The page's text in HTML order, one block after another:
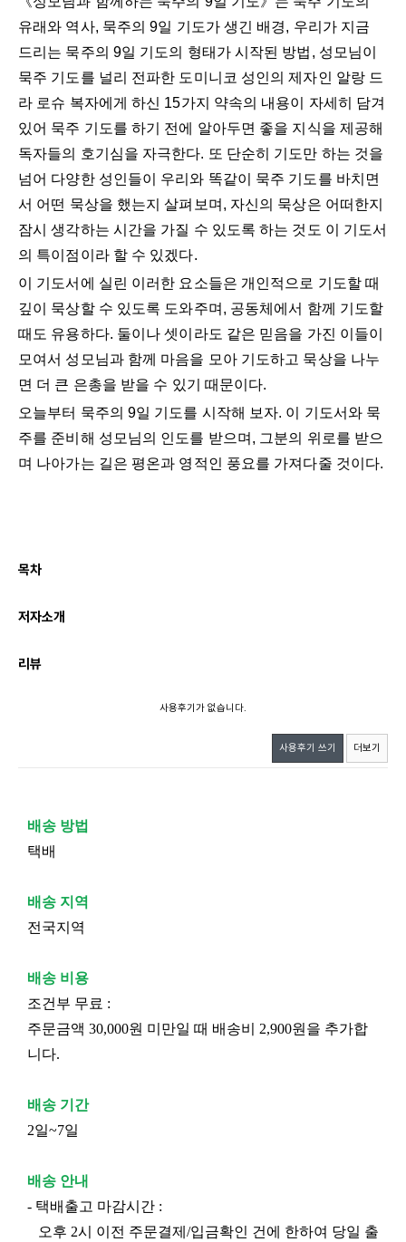
유래와 역사, 묵주의 9일 기도가 생긴 배경, 우리가 지금
드리는 묵주의 9일 기도의 형태가 시작된 방법, 성모님이
묵주 기도를 널리 전파한 도미니코 성인의 제자인 알랑 드
라 로슈 복자에게 하신 15가지 약속의 내용이 자세히 담겨
있어 묵주 기도를 하기 전에 알아두면 좋을 지식을 제공해
독자들의 호기심을 자극한다. 또 단순히 기도만 하는 것을
넘어 다양한 성인들이 우리와 똑같이 묵주 기도를 바치면
서 어떤 묵상을 했는지 살펴보며, 자신의 묵상은 어떠한지
잠시 생각하는 시간을 가질 수 있도록 하는 것도 이 기도서
의 특이점이라 할 수 있겠다.
이 기도서에 실린 이러한 요소들은 개인적으로 기도할 때
깊이 묵상할 수 있도록 도와주며, 공동체에서 함께 기도할
때도 유용하다. 둘이나 셋이라도 같은 믿음을 가진 이들이
모여서 성모님과 함께 마음을 모아 기도하고 묵상을 나누
면 더 큰 은총을 받을 수 있기 때문이다.
오늘부터 묵주의 9일 기도를 시작해 보자. 이 기도서와 묵
주를 준비해 성모님의 인도를 받으며, 그분의 위로를 받으
며 나아가는 길은 평온과 영적인 풍요를 가져다줄 것이다.
목차
저자소개
리뷰
사용후기가 없습니다.
사용후기 쓰기 더보기
배송 방법
택배
배송 지역
전국지역
배송 비용
조건부 무료 :
주문금액 30,000원 미만일 때 배송비 2,900원을 추가합
니다.
배송 기간
2일~7일
배송 안내
- 택배출고 마감시간 :
오후 2시 이전 주문결제/입금확인 건에 한하여 당일 출